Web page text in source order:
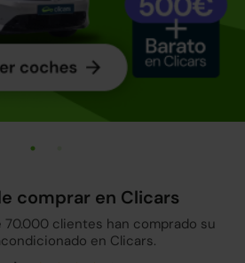
comprar en Clicars
70.000 clientes han comprado su
en Clicars.